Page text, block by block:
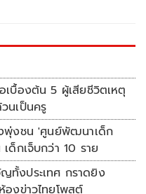
เบื้องต้น 5 ผู้เสียชีวิตเหตุ
นเป็นครู
งพุ่งชน 'ศูนย์พัฒนาเด็ก
ด็กเจ็บกว่า 10 ราย
ทั้งประเทศ กราดยิง
องข่าวไทยโพสต์